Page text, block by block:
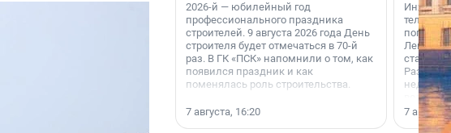
2026-й — юбилейный год
профессионального праздника
строителей. 9 августа 2026 года День
строителя будет отмечаться в 70-й
раз. В ГК «ПСК» напомнили о том, как
появился праздник и как
поменялась роль строительства.
7 августа, 16:20
станции
7